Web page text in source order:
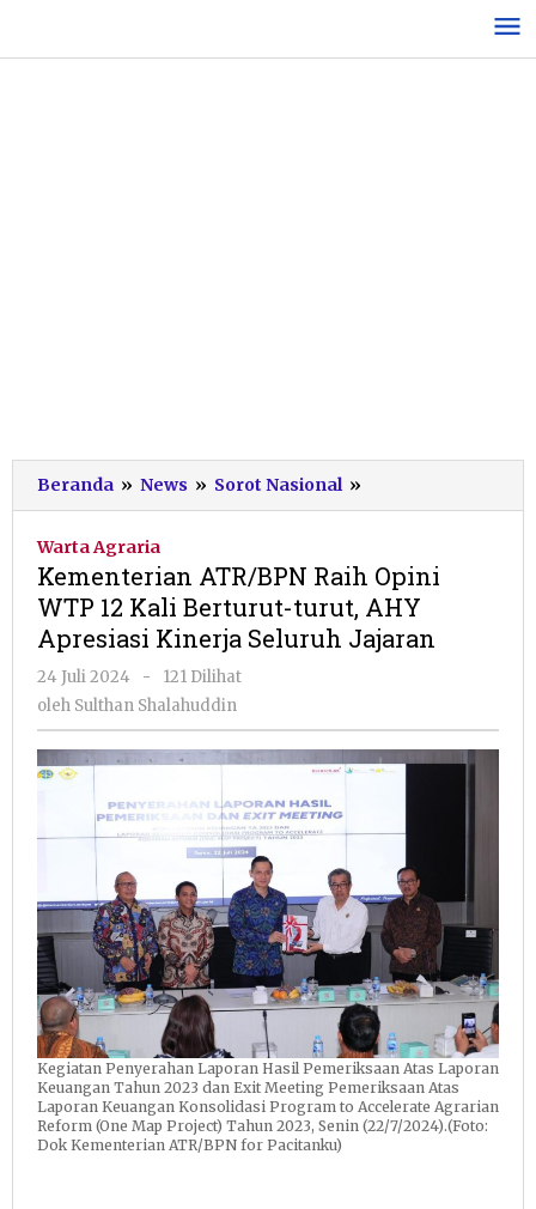
konten
Beranda » News » Sorot Nasional »
ATR/BPN
WTP
12
Kali
Apresiasi
Kinerja
Warta Agraria
Kementerian ATR/BPN Raih Opini
WTP 12 Kali Berturut-turut, AHY
Apresiasi Kinerja Seluruh Jajaran
24 Juli 2024
oleh
Sulthan
-
121 Dilihat
oleh Sulthan Shalahuddin
Kegiatan Penyerahan Laporan Hasil Pemeriksaan Atas Laporan
Keuangan Tahun 2023 dan Exit Meeting Pemeriksaan Atas
Laporan Keuangan Konsolidasi Program to Accelerate Agrarian
Reform (One Map Project) Tahun 2023, Senin (22/7/2024).(Foto:
Dok Kementerian ATR/BPN for Pacitanku)